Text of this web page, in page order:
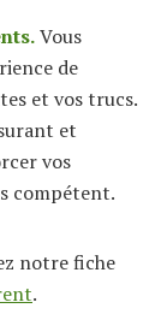
Vous
de
et vos trucs.
et
vos
compétent.
notre fiche
.